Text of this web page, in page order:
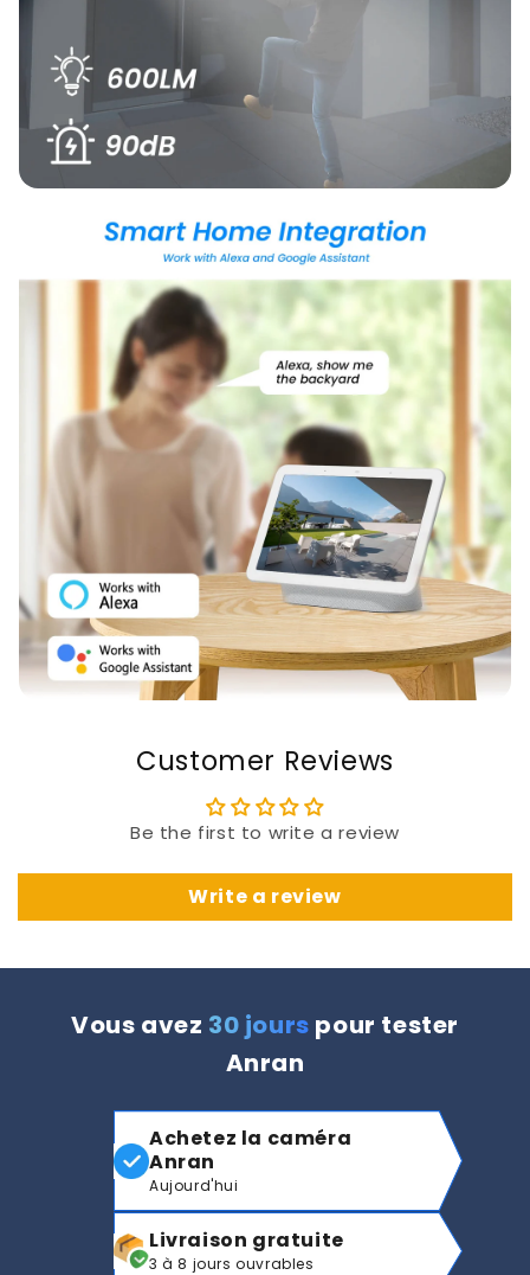
Customer Reviews
Be the first to write a review
Write a review
Vous avez 30 jours pour tester
Anran
Achetez la caméra
Anran
Aujourd'hui
Livraison gratuite
3 à 8 jours ouvrables